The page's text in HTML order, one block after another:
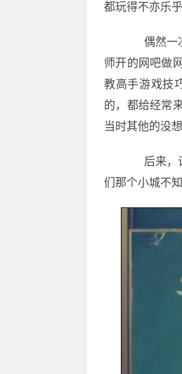
都玩得不亦乐乎
偶然一次
师开的网吧做
教高手游戏技
的，都给经常
当时其他的没
后来，计
们那个小城不